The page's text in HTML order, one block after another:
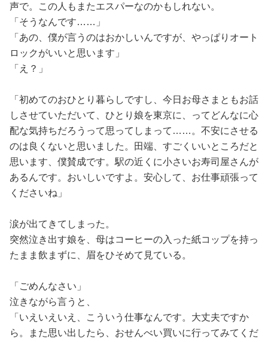
声で。この人もまたエスパーなのかもしれない。
「そうなんです……」
「あの、僕が言うのはおかしいんですが、やっぱりオート
ロックがいいと思います」
「え？」
「初めてのおひとり暮らしですし、今日お母さまともお話
しさせていただいて、ひとり娘を東京に、ってどんなに心
配な気持ちだろうって思ってしまって……。不安にさせる
のは良くないと思いました。田端、すごくいいところだと
思います、僕賛成です。駅の近くに小さいお寿司屋さんが
あるんです。おいしいですよ。安心して、お仕事頑張って
くださいね」
涙が出てきてしまった。
突然泣き出す娘を、母はコーヒーの入った紙コップを持っ
たまま飲まずに、眉をひそめて見ている。
「ごめんなさい」
泣きながら言うと、
「いえいえいえ、こういう仕事なんです。大丈夫ですか
ら。また思い出したら、おせんべい買いに行ってみてくだ